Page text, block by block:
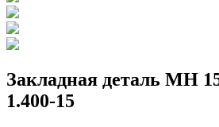
Закладная деталь МН
1.400-15